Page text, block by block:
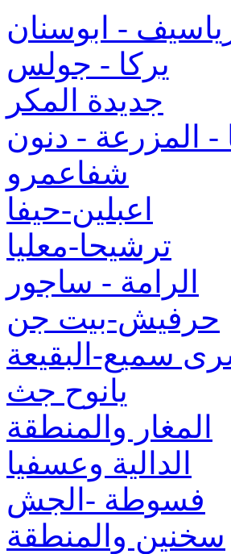
- ابوسنان
يركا - جولس
جديدة المكر
- المزرعة - دنون
شفاعمرو
اعبلين-حيفا
ترشيحا-معليا
الرامة - ساجور
حرفيش-بيت جن
سميع-البقيعة
يانوح جث
المغار والمنطقة
الدالية وعسفيا
فسوطة -الجش
سخنين والمنطقة